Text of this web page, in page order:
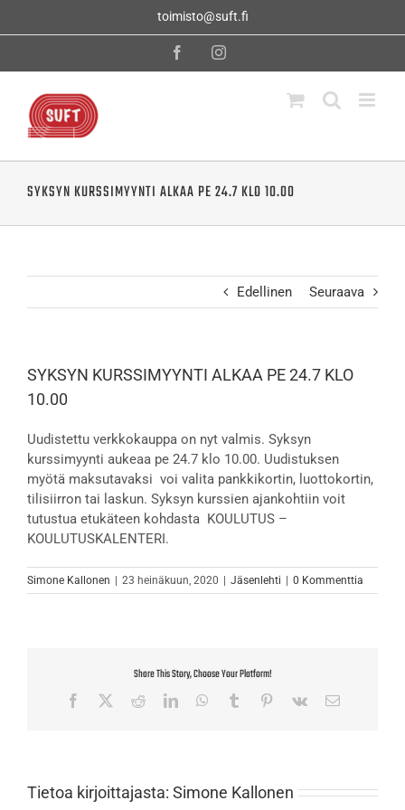
toimisto@suft.fi
FacebookInstagram
SYKSYN KURSSIMYYNTI ALKAA PE 24.7 KLO 10.00
Edellinen Seuraava
SYKSYN KURSSIMYYNTI ALKAA PE 24.7 KLO
10.00
Uudistettu verkkokauppa on nyt valmis. Syksyn
kurssimyynti aukeaa pe 24.7 klo 10.00. Uudistuksen
myötä maksutavaksi voi valita pankkikortin, luottokortin,
tilisiirron tai laskun. Syksyn kurssien ajankohtiin voit
tutustua etukäteen kohdasta KOULUTUS –
KOULUTUSKALENTERI.
Simone Kallonen | 23 heinäkuun, 2020 | Jäsenlehti | 0 Kommenttia
Share This Story, Choose Your Platform!
Facebook RedditLinkedInWhatsApp
Tumblr Pinterest
Vk Sähköposti
Tietoa kirjoittajasta: Simone Kallonen